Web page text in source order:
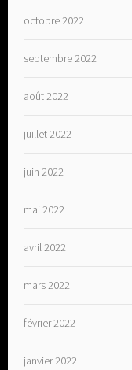
octobre 2022
septembre 2022
août 2022
juillet 2022
juin 2022
mai 2022
avril 2022
mars 2022
février 2022
janvier 2022